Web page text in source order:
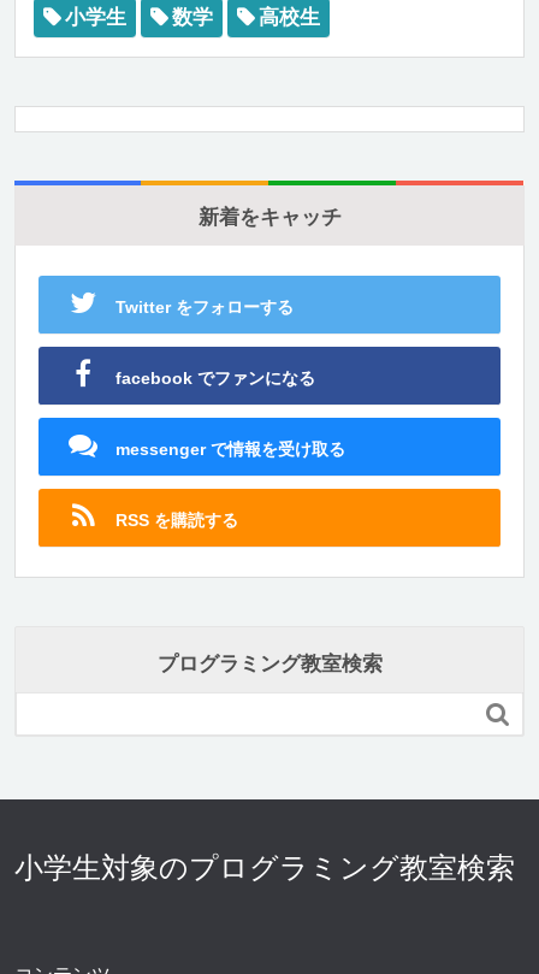
小学生
数学 高校生
新着をキャッチ
Twitter をフォローする
facebook でファンになる
messenger で情報を受け取る
RSS を購読する
プログラミング教室検索

小学生対象のプログラミング教室検索